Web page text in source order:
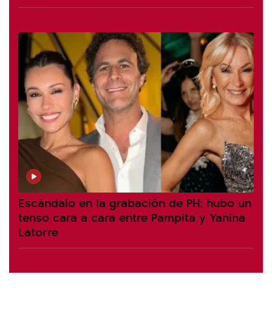
Escándalo en la grabación de PH: hubo un
tenso cara a cara entre Pampita y Yanina
Latorre